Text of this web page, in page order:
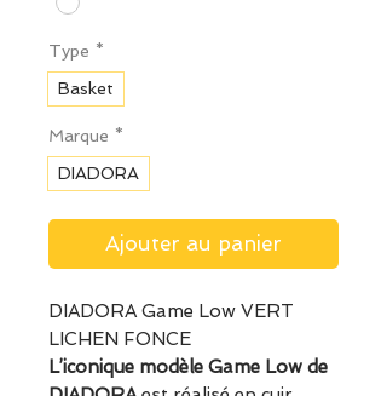
Type *
Basket
Marque *
DIADORA
Ajouter au panier
DIADORA Game Low VERT
LICHEN FONCE
L’iconique modèle Game Low de